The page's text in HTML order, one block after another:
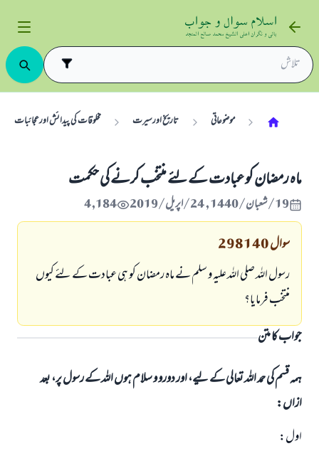
موضوعاتی تاریخ اورسیرت مخلوقات کی پیدائش اورعجائبات
ماہ رمضان کو عبادت کے لئے منتخب کرنے کی حکمت
19/شعبان/1440 , 24/اپریل/2019 4,184
سوال298140
رسول اللہ صلی اللہ علیہ و سلم نے ماہ رمضان کو ہی عبادت کے لئے کیوں
منتخب فرمایا؟
جواب کا متن
ہمہ قسم کی حمد اللہ تعالی کے لیے، اور دورو و سلام ہوں اللہ کے رسول پر، بعد
ازاں:
اول: